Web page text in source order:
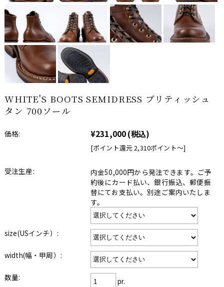
WHITE'S BOOTS SEMIDRESS ブリティッシュ
タン 700ソール
価格: ¥231,000(税込)
[ポイント還元 2,310ポイント〜]
受注生産:
内金50,000円から発注できます。ご予
約後にカード払い、銀行振込、郵便振
替にてお支払い。別途ご案内いたしま
す。
size(USインチ）:
width(幅・甲周）:
数量: pr.